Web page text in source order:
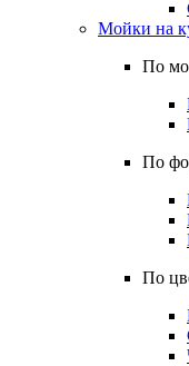
Мойки на
По
По
По